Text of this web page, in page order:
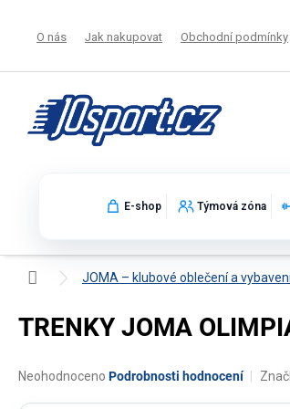
O nás Jak nakupovat Obchodní podmínky
E-shop Týmová zóna
Domů JOMA – klubové oblečení a
TRENKY JOMA
Průměrné
Neohodnoceno Podrobnosti hodnocení